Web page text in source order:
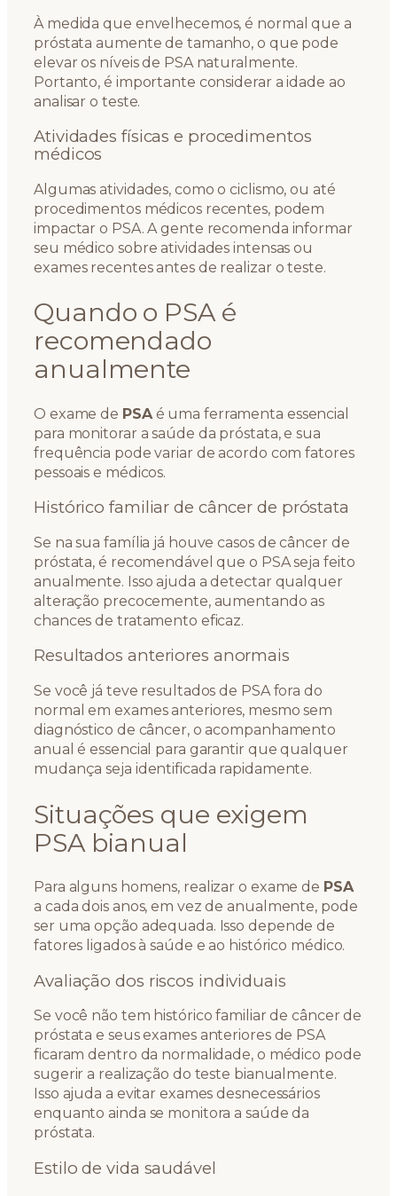
À medida que envelhecemos, é normal que a
próstata aumente de tamanho, o que pode
elevar os níveis de PSA naturalmente.
Portanto, é importante considerar a idade ao
analisar o teste.
Atividades físicas e procedimentos
médicos
Algumas atividades, como o ciclismo, ou até
procedimentos médicos recentes, podem
impactar o PSA. A gente recomenda informar
seu médico sobre atividades intensas ou
exames recentes antes de realizar o teste.
Quando o PSA é
recomendado
anualmente
O exame de PSAé uma ferramenta essencial
para monitorar a saúde da próstata, e sua
frequência pode variar de acordo com fatores
pessoais e médicos.
Histórico familiar de câncer de próstata
Se na sua família já houve casos de câncer de
próstata, é recomendável que o PSA seja feito
anualmente. Isso ajuda a detectar qualquer
alteração precocemente, aumentando as
chances de tratamento eficaz.
Resultados anteriores anormais
Se você já teve resultados de PSA fora do
normal em exames anteriores, mesmo sem
diagnóstico de câncer, o acompanhamento
anual é essencial para garantir que qualquer
mudança seja identificada rapidamente.
Situações que exigem
PSA bianual
Para alguns homens, realizar o exame de PSA
a cada dois anos, em vez de anualmente, pode
ser uma opção adequada. Isso depende de
fatores ligados à saúde e ao histórico médico.
Avaliação dos riscos individuais
Se você não tem histórico familiar de câncer de
próstata e seus exames anteriores de PSA
ficaram dentro da normalidade, o médico pode
sugerir a realização do teste bianualmente.
Isso ajuda a evitar exames desnecessários
enquanto ainda se monitora a saúde da
próstata.
Estilo de vida saudável